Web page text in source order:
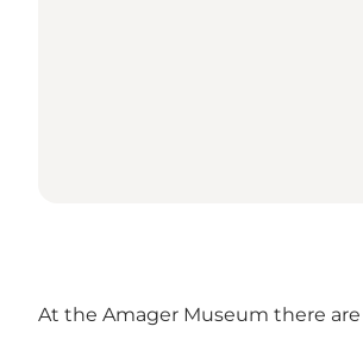
At the Amager Museum there